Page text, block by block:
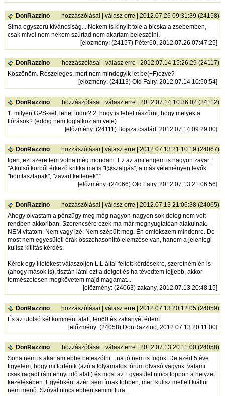
DonRazzino hozzászólásai |válasz erre | 2012.07.26 09:31:39 (24158)
Sima egyszerű kíváncsiság... Nekem is kinyílt tőle a bicska a zsebemben,
csak mivel nem nekem szúrtad nem akartam beleszólni.
[előzmény: (24157) Péter60, 2012.07.26 07:47:25]
DonRazzino hozzászólásai |válasz erre | 2012.07.14 15:26:29 (24117)
Köszönöm. Részeleges, mert nem mindegyik let be(+F)ezve?
[előzmény: (24113) Old Fairy, 2012.07.14 10:50:54]
DonRazzino hozzászólásai |válasz erre | 2012.07.14 10:36:02 (24112)
1. milyen GPS-sel, lehet tudni? 2. hogy is lehet rászűrni, hogy melyek a
flórások? (eddig nem foglalkoztam vele)
[előzmény: (24111) Bojsza család, 2012.07.14 09:29:00]
DonRazzino hozzászólásai |válasz erre | 2012.07.13 21:10:19 (24067)
Igen, ezt szerettem volna még mondani. Ez az ami engem is nagyon zavar:
"A külső körből érkező kritika ma is "f@szalgás", a más véleményen levők
"bomlasztanak", "zavart keltenek"."
[előzmény: (24066) Old Fairy, 2012.07.13 21:06:56]
DonRazzino hozzászólásai |válasz erre | 2012.07.13 21:06:38 (24065)
Ahogy olvastam a pénzügy meg még nagyon-nagyon sok dolog nem volt
rendben akkoriban. Szerencsére ezek ma már megnyugtatóan alakulnak.
NEM vitatom. Nem vagy izé. Nem szépült meg. Én emlékszem mindenre. De
most nem egyesületi érák összehasonlító elemzése van, hanem a jelenlegi
kulisz-kitiltás kérdés.
Kérek egy illetékest válaszoljon L.L által feltett kérdésekre, szeretném én is
(ahogy mások is), tisztán látni ezt a dolgot és ha tévedtem lejjebb, akkor
természetesen megkövetem majd magamat...
[előzmény: (24063) zakany, 2012.07.13 20:48:15]
DonRazzino hozzászólásai |válasz erre | 2012.07.13 20:12:05 (24059)
És az utolsó két komment alatt, feri60 és zakanyét értem.
[előzmény: (24058) DonRazzino, 2012.07.13 20:11:00]
DonRazzino hozzászólásai |válasz erre | 2012.07.13 20:11:00 (24058)
Soha nem is akartam ebbe beleszólni... na jó nem is fogok. De azért 5 éve
figyelem, hogy mi történik (azóta folyamatos fórum olvasó vagyok, valami
csak ragadt rám ennyi idő alatt) és most az Egyesület nincs toppon a helyzet
kezelésében. Egyébként azért sem írnak többen, mert kulisz mellett kiállni
nem menő. Szóval nincs ebben semmi fura.